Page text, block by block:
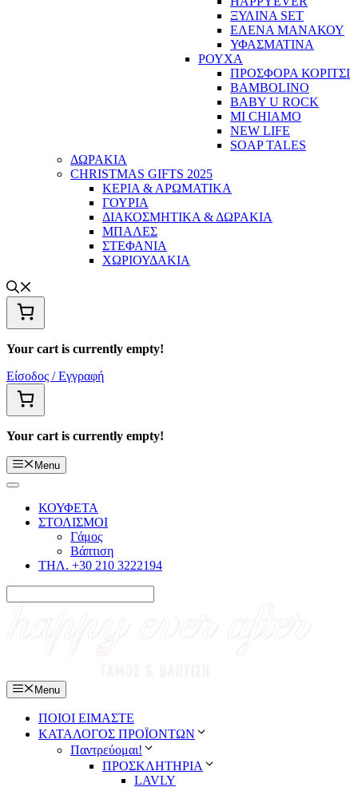
ΞΥΛΙΝΑ SET
ΕΛΕΝΑ ΜΑΝΑΚΟΥ
ΥΦΑΣΜΑΤΙΝΑ
ΡΟΥΧΑ
ΠΡΟΣΦΟΡΑ ΚΟΡΙΤΣΙ
BAMBOLINO
BABY U ROCK
MI CHIAMO
NEW LIFE
SOAP TALES
ΔΩΡΑΚΙΑ
CHRISTMAS GIFTS 2025
ΚΕΡΙΑ & ΑΡΩΜΑΤΙΚΑ
ΓΟΥΡΙΑ
ΔΙΑΚΟΣΜΗΤΙΚΑ & ΔΩΡΑΚΙΑ
ΜΠΑΛΕΣ
ΣΤΕΦΑΝΙΑ
ΧΩΡΙΟΥΔΑΚΙΑ
Your cart is currently empty!
Είσοδος / Εγγραφή
Your cart is currently empty!
Menu
ΚΟΥΦΕΤΑ
ΣΤΟΛΙΣΜΟΙ
Γάμος
Βάπτιση
ΤΗΛ. +30 210 3222194
Menu
ΠΟΙΟΙ ΕΙΜΑΣΤΕ
ΚΑΤΑΛΟΓΟΣ ΠΡΟΪΟΝΤΩΝ
Παντρεύομαι!
ΠΡΟΣΚΛΗΤΗΡΙΑ
LAVLY